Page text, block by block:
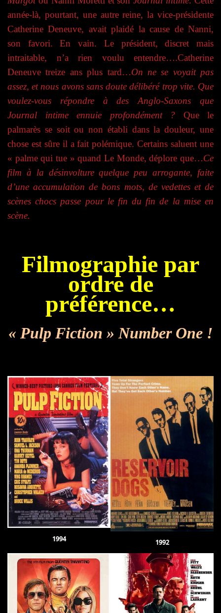
année-là, pourtant, une autre reine, la vice-présidente
Catherine Deneuve, avait plaidé la cause de Nanni,
son favori. En vain. Le président, discret mais
intraitable, n’a rien voulu entendre….Catherine
Deneuve treize ans plus tard…On ne se voyait pas
assez, et nous avons sans doute délibéré trop vite. Que
voulez-vous répondre à des Anglo-Saxons que
Journal intime ennuie profondément ? Que le
palmarès se soit ou non établi dans la douleur, une
chose est sûre il a fait polémique. Certains saluent une
« palme qui tue » quand Le Monde, déplore que…Ce
film à la désinvolture quelque peu arrogante, faite
d’une accumulation de bons mots, de vedettes et de
scènes chocs passe pour le fin du fin de la mise en
scène.
Filmographie par
ordre de
préférence…
« Pulp Fiction » Number One !
1994 1992